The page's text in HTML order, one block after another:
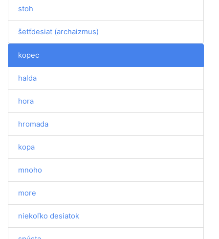
stoh
šetťdesiat (archaizmus)
kopec
halda
hora
hromada
kopa
mnoho
more
niekoľko desiatok